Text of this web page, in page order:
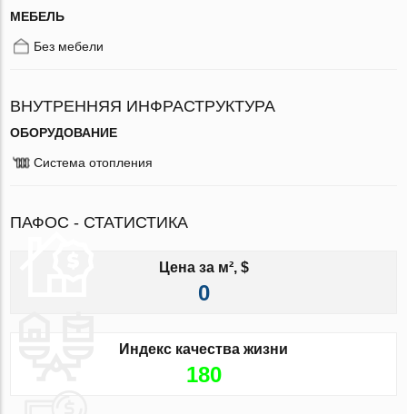
МЕБЕЛЬ
Без мебели
ВНУТРЕННЯЯ ИНФРАСТРУКТУРА
ОБОРУДОВАНИЕ
Система отопления
ПАФОС - СТАТИСТИКА
Цена за м², $
0
Индекс качества жизни
180